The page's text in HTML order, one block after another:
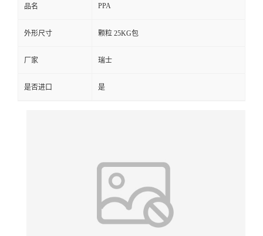
品名 PPA
外形尺寸 颗粒 25KG包
厂家 瑞士
是否进口 是